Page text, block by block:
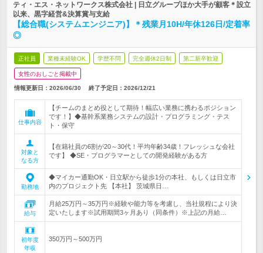
ティ・エス・ネットワークス株式会社 | 日立グループほか大手が顧客＊設立
以来、黒字経営&決算賞与支給
【総合職(システムエンジニア)】＊残業月10H/年休126日/定着率
◎
正社員 業種未経験OK 学歴不問 完全週休2日制 第二新卒歓迎
女性のおしごと掲載中
情報更新日：2026/06/30 終了予定日： 2026/12/21
仕事内容
【チームのまとめ役として期待！幅広い業務に携わるポジション
です！】◆基幹系業務システムの設計・プログラミング・テス
ト・保守
対象と
なる方
【在籍社員の6割が20～30代！平均年齢34歳！フレッシュな会社
です】 ◆SE・プログラマーとしての開発経験がある方
勤務地
◆マイカー通勤OK・日立駅から徒歩1分の本社、もしくは日立市
内のプロジェクト先 【本社】 茨城県日…
給与
月給25万円～35万円※経験や能力等を考慮し、当社規程により決
定いたします※試用期間3ヶ月あり（同条件）※上記の月給…
初年度
年収
350万円～500万円